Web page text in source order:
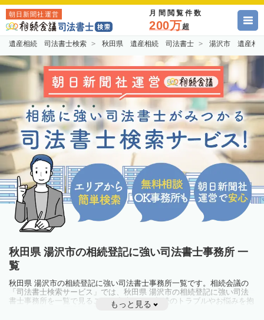
朝日新聞社運営 月間閲覧件数
200万超
遺産相続 司法書士検索 秋田県 遺産相続 司法書士 湯沢市 遺産相
秋田県 湯沢市の相続登記に強い司法書士事務所 一
覧
秋田県 湯沢市の相続登記に強い司法書士事務所一覧です。相続会議の
「司法書士検索サービス」では、秋田県 湯沢市の相続登記に強い司法
書士事務所を一覧で見ることが出来ます。相続のトラブルやお悩みを抱
えている方は一度近隣の司法書士に相談してみましょう。
もっと見る